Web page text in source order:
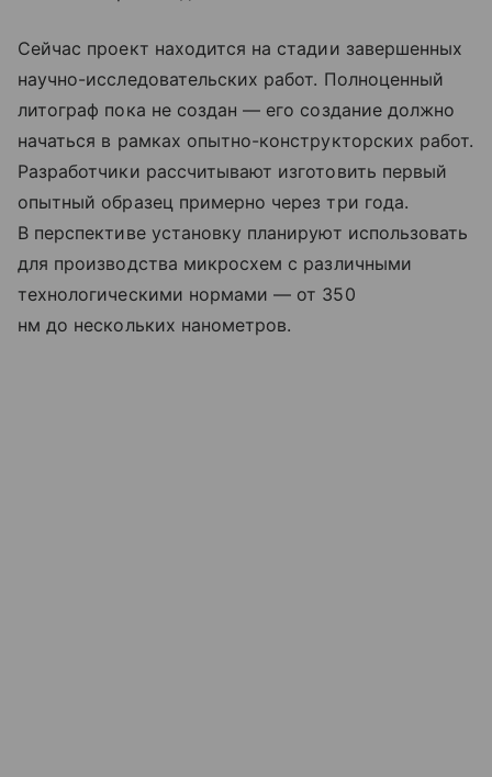
Сейчас проект находится на стадии завершенных
научно-исследовательских работ. Полноценный
литограф пока не создан — его создание должно
начаться в рамках опытно-конструкторских работ.
Разработчики рассчитывают изготовить первый
опытный образец примерно через три года.
В перспективе установку планируют использовать
для производства микросхем с различными
технологическими нормами — от 350
нм до нескольких нанометров.